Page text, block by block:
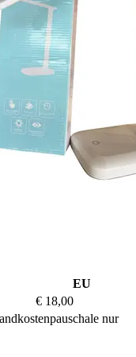
EU
€ 18,00
nur